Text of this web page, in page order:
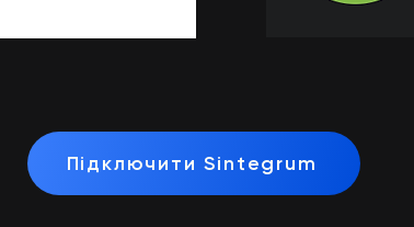
Підключити Sintegrum